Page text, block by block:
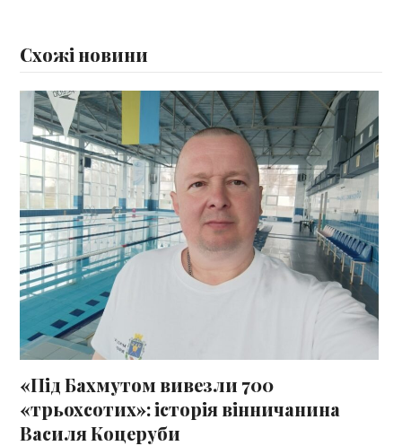
Схожі новини
«Під Бахмутом вивезли 700
«трьохсотих»: історія вінничанина
Василя Коцеруби